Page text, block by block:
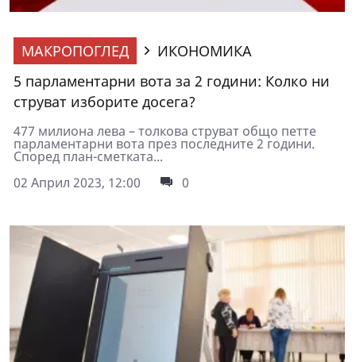
МАКРОПОГЛЕД
ИКОНОМИКА
5 парламентарни вота за 2 години: Колко ни
струват изборите досега?
477 милиона лева – толкова струват общо петте
парламентарни вота през последните 2 години.
Според план-сметката...
02 Април 2023, 12:00
0